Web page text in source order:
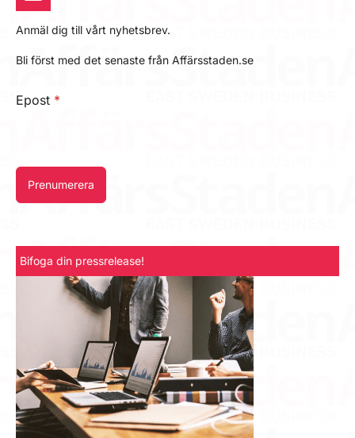
Anmäl dig till vårt nyhetsbrev.
Bli först med det senaste från Affärsstaden.se
Epost *
Prenumerera
Bifoga din pressrelease!